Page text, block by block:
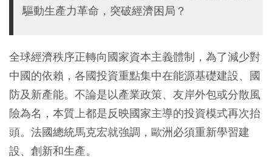
驅動生產力革命，突破經濟困局？
全球經濟秩序正轉向國家資本主義體制，為了減少對
中國的依賴，各國投資重點集中在能源基礎建設、國
防及新產能。不論是以產業政策、友岸外包或分散風
險為名，本質上都是反映國家主導的投資模式再次抬
頭。法國總統馬克宏就強調，歐洲必須重新學習建
設、創新和生產。